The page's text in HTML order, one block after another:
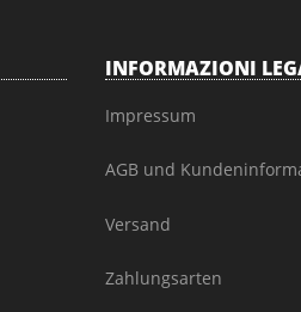
INFORMAZIONI
Impressum
AGB und
Versand
Zahlungsarten